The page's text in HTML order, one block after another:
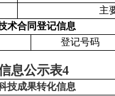
主
术合同登记信息
登记号码
息公示表4
技成果转化信息